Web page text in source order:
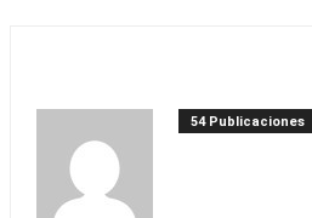
54 Publicaciones